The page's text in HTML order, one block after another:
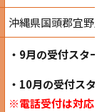
沖縄県国頭郡宜野
・9月の受付スタ
・10月の受付スタ
※電話受付は対応